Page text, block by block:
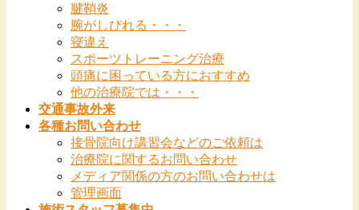
腱鞘炎
腕がしびれる・・・
寝違え
スポーツトレーニング治療
頭痛に困っている方におすすめ
他の治療院では・・・
交通事故外来
各種お問い合わせ
接骨院向け講習会などのご依頼は
治療院に関するお問い合わせ
メディア関係の方のお問い合わせは
管理画面